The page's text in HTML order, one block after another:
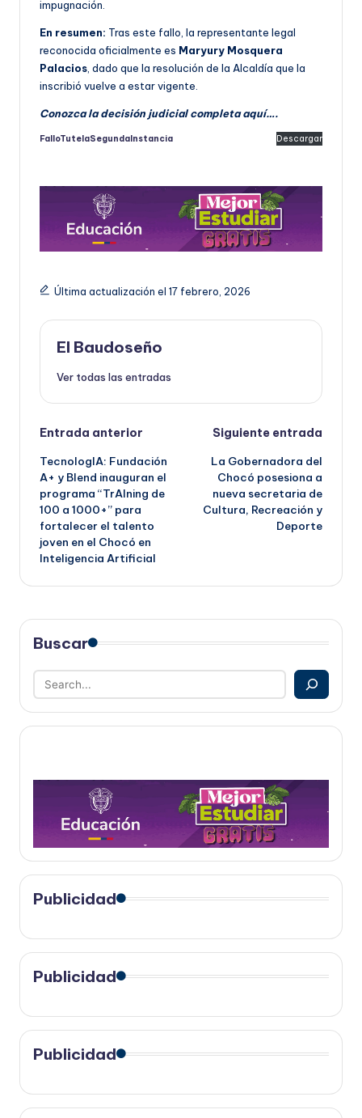
impugnación.
En resumen: Tras este fallo, la representante legal
reconocida oficialmente es Maryury Mosquera
Palacios , dado que la resolución de la Alcaldía que la
inscribió vuelve a estar vigente.
Conozca la decisión judicial completa aquí….
FalloTutelaSegundaInstancia Descargar
Última actualización el 17 febrero, 2026
El Baudoseño
Ver todas las entradas
Navegación
de
entradas
Entrada anterior
TecnologIA: Fundación
A+ y Blend inauguran el
programa “TrAIning de
100 a 1000+” para
fortalecer el talento
joven en el Chocó en
Inteligencia Artificial
Siguiente entrada
La Gobernadora del
Chocó posesiona a
nueva secretaria de
Cultura, Recreación y
Deporte
Buscar
Publicidad
Publicidad
Publicidad